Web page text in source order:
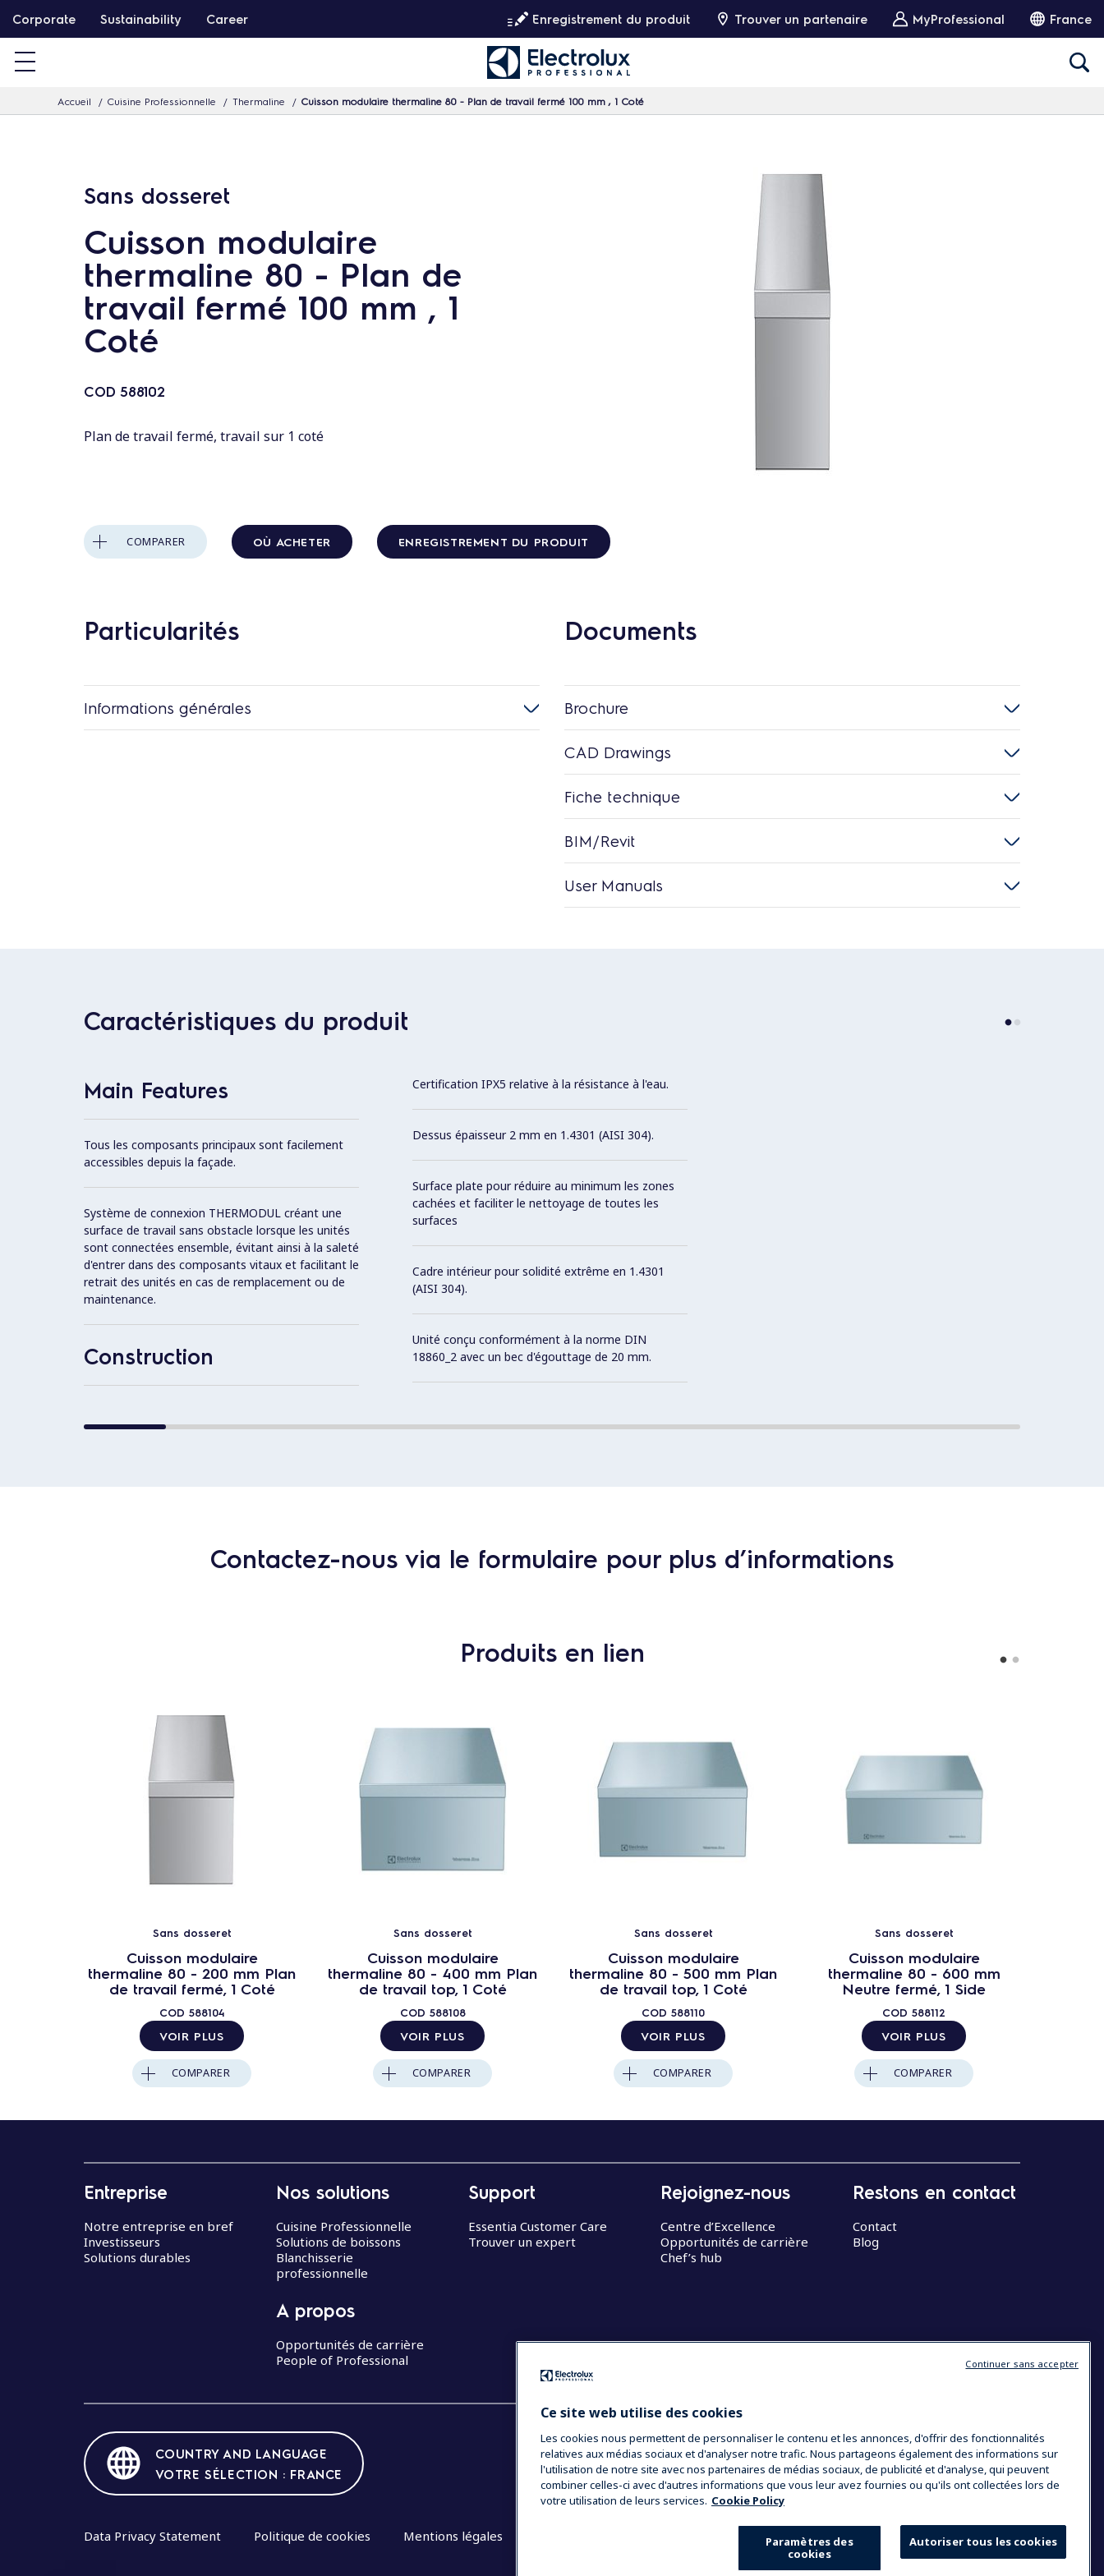
a
Corporate Sustainability Career Enregistrement du produit Trouver un partenaire MyProfessional France
Accueil Cuisine Professionnelle Thermaline Cuisson modulaire thermaline 80 - Plan de travail fermé 100 mm , 1 Coté
Sans dosseret
Cuisson modulaire
thermaline 80 - Plan de
travail fermé 100 mm , 1
Coté
COD 588102
Plan de travail fermé, travail sur 1 coté
COMPARER OÙ ACHETER ENREGISTREMENT DU PRODUIT
Particularités
Informations générales
Documents
Brochure
CAD Drawings
Fiche technique
BIM/Revit
User Manuals
Caractéristiques du produit
Main Features
Tous les composants principaux sont facilement
accessibles depuis la façade.
Système de connexion THERMODUL créant une
surface de travail sans obstacle lorsque les unités
sont connectées ensemble, évitant ainsi à la saleté
d'entrer dans des composants vitaux et facilitant le
retrait des unités en cas de remplacement ou de
maintenance.
Construction
Certification IPX5 relative à la résistance à l'eau.
Dessus épaisseur 2 mm en 1.4301 (AISI 304).
Surface plate pour réduire au minimum les zones
cachées et faciliter le nettoyage de toutes les
surfaces
Cadre intérieur pour solidité extrême en 1.4301
(AISI 304).
Unité conçu conformément à la norme DIN
18860_2 avec un bec d'égouttage de 20 mm.
Contactez-nous via le formulaire pour plus d’informations
Produits en lien
Sans dosseret
Cuisson modulaire
thermaline 80 - 200 mm Plan
de travail fermé, 1 Coté
COD 588104
VOIR PLUS
COMPARER
Sans dosseret
Cuisson modulaire
thermaline 80 - 400 mm Plan
de travail top, 1 Coté
COD 588108
VOIR PLUS
COMPARER
Sans dosseret
Cuisson modulaire
thermaline 80 - 500 mm Plan
de travail top, 1 Coté
COD 588110
VOIR PLUS
COMPARER
Sans dosseret
Cuisson modulaire
thermaline 80 - 600 mm
Neutre fermé, 1 Side
COD 588112
VOIR PLUS
COMPARER
Entreprise
Notre entreprise en bref
Investisseurs
Solutions durables
Nos solutions
Cuisine Professionnelle
Solutions de boissons
Blanchisserie
professionnelle
A propos
Opportunités de carrière
People of Professional
Support
Essentia Customer Care
Trouver un expert
Rejoignez-nous
Centre d’Excellence
Opportunités de carrière
Chef’s hub
Restons en contact
Contact
Blog
COUNTRY AND LANGUAGE
VOTRE SÉLECTION : FRANCE
Data Privacy Statement Politique de cookies Mentions légales
Ce site web utilise des cookies
Les cookies nous permettent de personnaliser le contenu et les annonces, d'offrir des fonctionnalités
relatives aux médias sociaux et d'analyser notre trafic. Nous partageons également des informations sur
l'utilisation de notre site avec nos partenaires de médias sociaux, de publicité et d'analyse, qui peuvent
combiner celles-ci avec d'autres informations que vous leur avez fournies ou qu'ils ont collectées lors de
votre utilisation de leurs services. Cookie Policy
Autoriser tous les cookies
Paramètres des
cookies
Continuer sans accepter